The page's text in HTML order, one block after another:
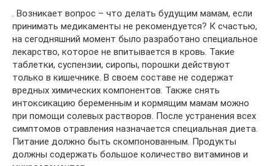
. Возникает вопрос – что делать будущим мамам, если
принимать медикаменты не рекомендуется? К счастью,
на сегодняшний момент было разработано специальное
лекарство, которое не впитывается в кровь. Такие
таблетки, суспензии, сиропы, порошки действуют
только в кишечнике. В своем составе не содержат
вредных химических компонентов. Также снять
интоксикацию беременным и кормящим мамам можно
при помощи солевых растворов. После устранения всех
симптомов отравления назначается специальная диета.
Питание должно быть скомпонованным. Продукты
должны содержать большое количество витаминов и